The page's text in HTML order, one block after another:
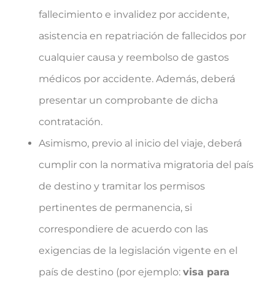
fallecimiento e invalidez por accidente,
asistencia en repatriación de fallecidos por
cualquier causa y reembolso de gastos
médicos por accidente. Además, deberá
presentar un comprobante de dicha
contratación.
Asimismo, previo al inicio del viaje, deberá
cumplir con la normativa migratoria del país
de destino y tramitar los permisos
pertinentes de permanencia, si
correspondiere de acuerdo con las
exigencias de la legislación vigente en el
país de destino (por ejemplo: visa para